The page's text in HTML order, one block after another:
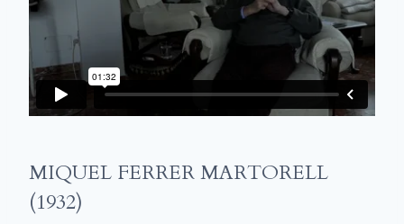
MIQUEL FERRER MARTORELL
(1932)